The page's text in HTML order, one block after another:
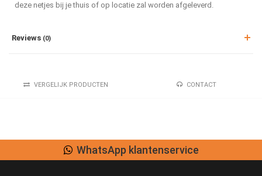
deze netjes bij je thuis of op locatie zal worden afgeleverd.
Reviews (0)
VERGELIJK PRODUCTEN CONTACT
WhatsApp klantenservice